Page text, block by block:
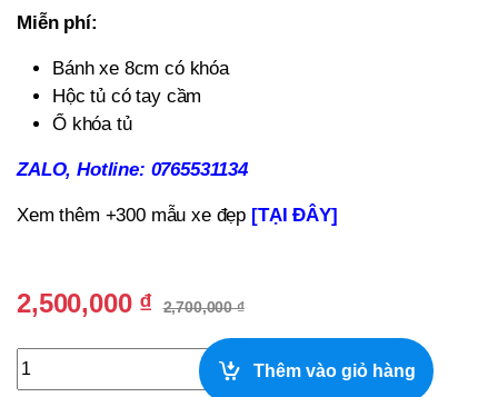
Miễn phí:
Bánh xe 8cm có khóa
Hộc tủ có tay cầm
Ổ khóa tủ
ZALO, Hotline: 0765531134
Xem thêm +300 mẫu xe đẹp [TẠI ĐÂY]
2,500,000 ₫ 2,700,000₫
Tủ Gỗ Bán Trà Sữa Giá Rẻ quantity
Thêm vào giỏ hàng